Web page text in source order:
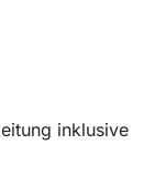
inklusive